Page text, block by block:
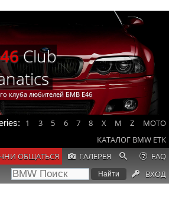
Club
клуба любителей БМВ Е46
1 3 5 6 7 8 X M Z
MOTO
КАТАЛОГ BMW ETK
ОБЩАТЬСЯ
ГАЛЕРЕЯ
FAQ
ВХОД